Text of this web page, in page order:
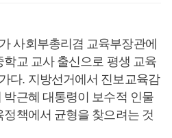
사회부총리겸 교육부장관에
교 교사 출신으로 평생 교육
다. 지방선거에서 진보교육감
근혜 대통령이 보수적 인물
책에서 균형을 찾으려는 것